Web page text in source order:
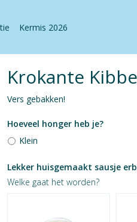
Kermis 2026
Krokante
Vers gebakken!
Hoeveel honger heb je?
Klein
Lekker huisgemaakt sausje
Welke gaat het worden?